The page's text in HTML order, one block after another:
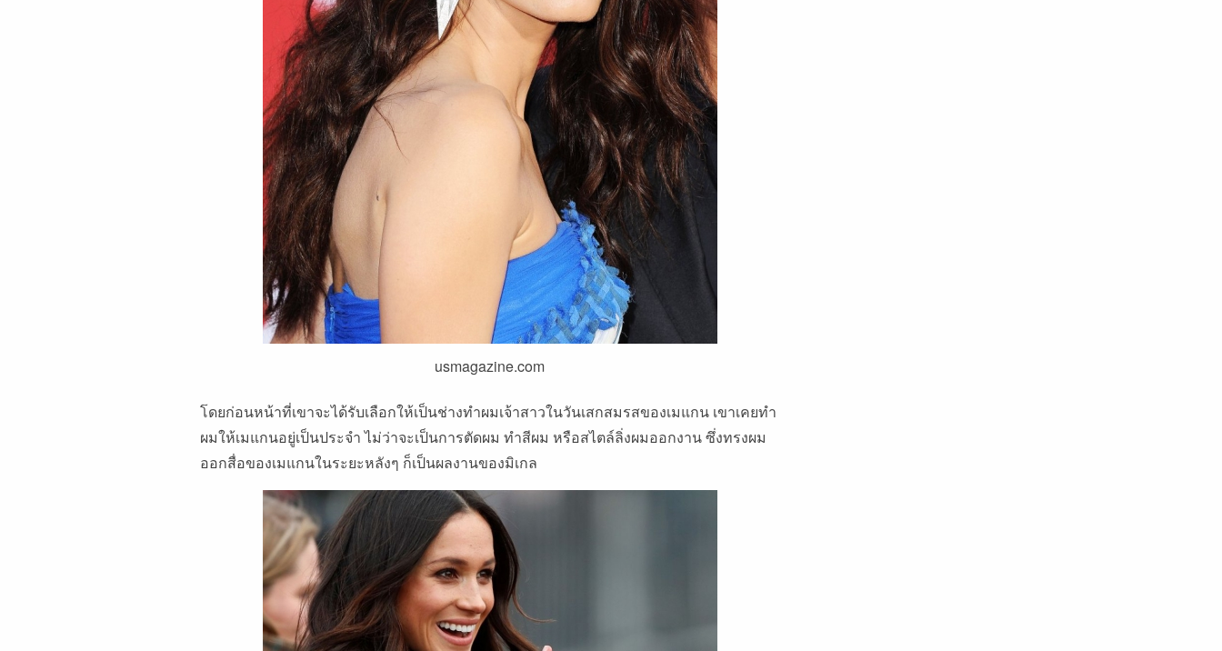
usmagazine.com
โดยก่อนหน้าที่เขาจะได้รับเลือกให้เป็นช่างทำผมเจ้าสาวในวันเสกสมรสของเมแกน เขาเคยทำ
ผมให้เมแกนอยู่เป็นประจำ ไม่ว่าจะเป็นการตัดผม ทำสีผม หรือสไตล์ลิ่งผมออกงาน ซึ่งทรงผม
ออกสื่อของเมแกนในระยะหลังๆ ก็เป็นผลงานของมิเกล